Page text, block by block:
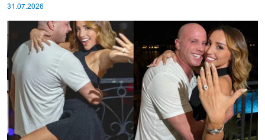
31.07.2026